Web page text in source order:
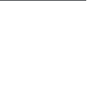
os nossos gabaritos